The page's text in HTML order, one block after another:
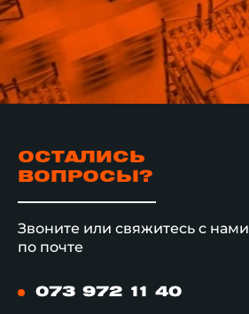
ОСТАЛИСЬ
ВОПРОСЫ?
Звоните или свяжитесь с нами
по почте
073 972 11 40